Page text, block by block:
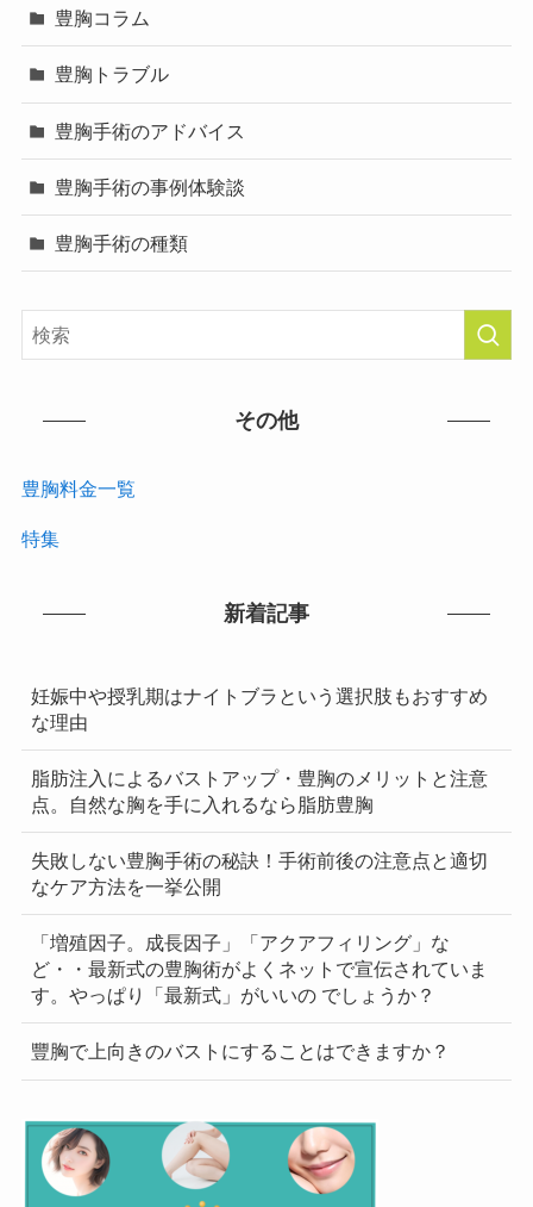
豊胸コラム
豊胸トラブル
豊胸手術のアドバイス
豊胸手術の事例体験談
豊胸手術の種類
その他
豊胸料金一覧
特集
新着記事
妊娠中や授乳期はナイトブラという選択肢もおすすめ
な理由
脂肪注入によるバストアップ・豊胸のメリットと注意
点。自然な胸を手に入れるなら脂肪豊胸
失敗しない豊胸手術の秘訣！手術前後の注意点と適切
なケア方法を一挙公開
「増殖因子。成長因子」「アクアフィリング」な
ど・・最新式の豊胸術がよくネットで宣伝されていま
す。やっぱり「最新式」がいいの でしょうか？
豐胸で上向きのバストにすることはできますか？